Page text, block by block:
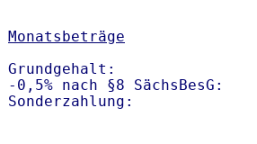
Monatsbeträge
Grundgehalt:
-0,5% nach §8 SächsBesG:
Sonderzahlung: